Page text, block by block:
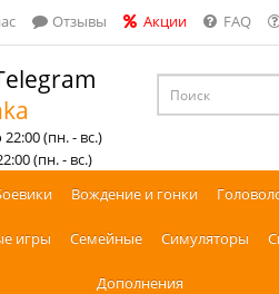
Отзывы Акции FAQ
(пн. - вс.)
(пн. - вс.)
Вождение и гонки
игры Семейные Симуляторы
Дополнения